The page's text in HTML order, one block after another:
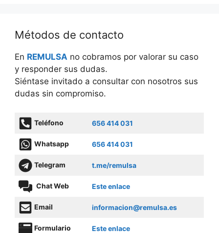
Métodos de contacto
En REMULSA no cobramos por valorar su caso
y responder sus dudas.
Siéntase invitado a consultar con nosotros sus
dudas sin compromiso.
Teléfono 656 414 031
Whatsapp 656 414 031
Telegram t.me/remulsa
Chat Web Este enlace
Email informacion@remulsa.es
Formulario Este enlace